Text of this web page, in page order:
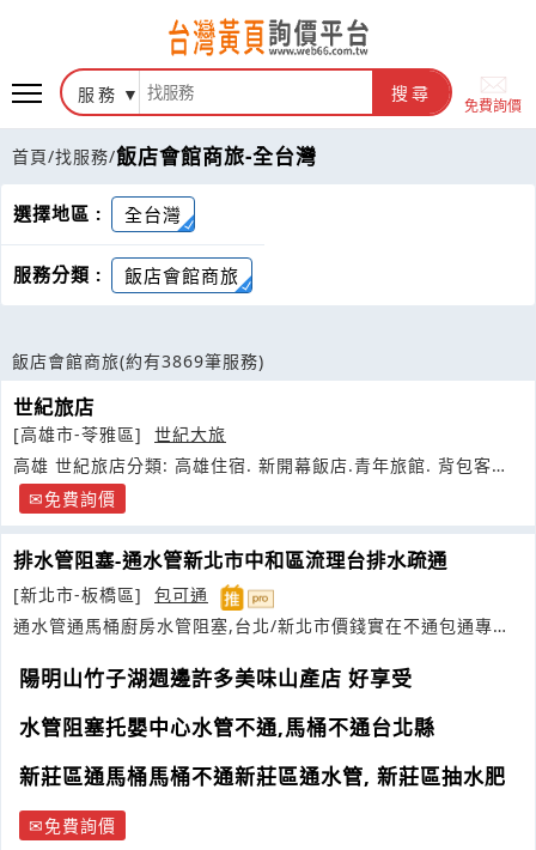
服務 搜尋
免費詢價
首頁/找服務/飯店會館商旅-全台灣
選擇地區 : 全台灣
服務分類 : 飯店會館商旅
飯店會館商旅(約有3869筆服務)
世紀旅店
[高雄市-苓雅區]
世紀大旅
高雄 世紀旅店分類: 高雄住宿. 新開幕飯店.青年旅館. 背包客旅
館 免費詢價
排水管阻塞-通水管新北市中和區流理台排水疏通
[新北市-板橋區]
包可通
通水管通馬桶廚房水管阻塞,台北/新北市價錢實在不通包通專線
陽明山竹子湖週邊許多美味山產店 好享受
水管阻塞托嬰中心水管不通,馬桶不通台北縣
新莊區通馬桶馬桶不通新莊區通水管, 新莊區抽水肥
免費詢價